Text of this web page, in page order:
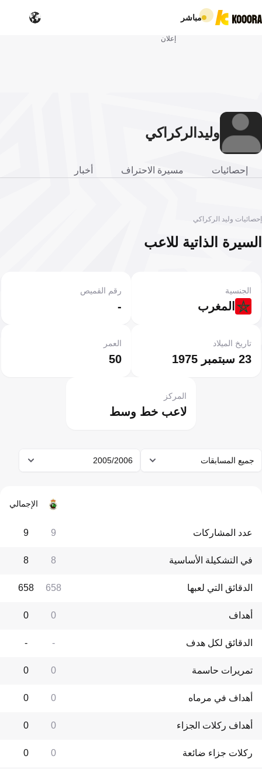
مباشر
إعلان
وليد الركراكي
إحصائيات مسيرة الاحتراف أخبار
إحصائيات وليد الركراكي
السيرة الذاتية للاعب
المغرب
الجنسية
-
رقم القميص
23 سبتمبر 1975
تاريخ الميلاد
50
العمر
لاعب خط وسط
المركز
جميع المسابقات 2005/2006
الإجمالي
عدد المشاركات 9
9
في التشكيلة الأساسية 8
8
الدقائق التي لعبها 658
658
أهداف 0
0
الدقائق لكل هدف -
-
تمريرات حاسمة 0
0
أهداف في مرماه 0
0
أهداف ركلات الجزاء 0
0
ركلات جزاء ضائعة 0
0